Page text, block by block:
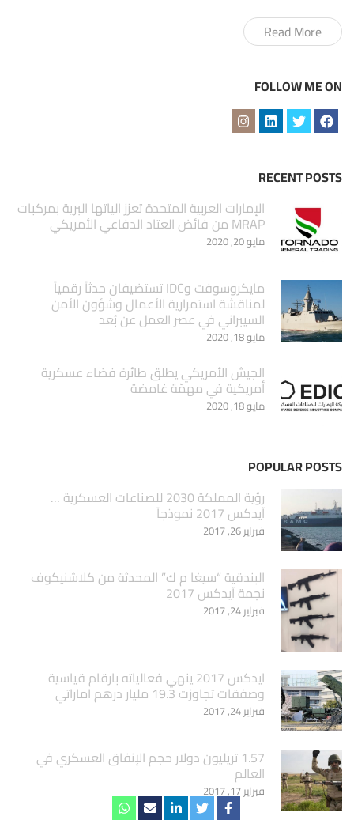
Read More
FOLLOW ME ON
RECENT POSTS
الإمارات العربية المتحدة تعزز الياتها البرية بمركبات
MRAP من فائض العتاد الدفاعي الأمريكي
مايو 20, 2020
مايكروسوفت وIDC تستضيفان حدثاً رقمياً
لمناقشة استمرارية الأعمال وشؤون الأمن
السيبراني في عصر العمل عن بُعد
مايو 18, 2020
الجيش الأمريكي يطلق طائرة فضاء عسكرية
أمريكية في مهمّة غامضة
مايو 18, 2020
POPULAR POSTS
‏رؤية المملكة 2030 للصناعات العسكرية …
آيدكس 2017 نموذجاَ
فبراير 26, 2017
البندقية “سيغا م ك” المحدثة من كلاشنيكوف
نجمة آيدكس 2017
فبراير 24, 2017
ايدكس 2017 ينهي فعالياته بارقام قياسية
وصفقات تجاوزت 19.3 مليار درهم اماراتي
فبراير 24, 2017
1.57 تريليون دولار حجم الإنفاق العسكري في
العالم
فبراير 17, 2017